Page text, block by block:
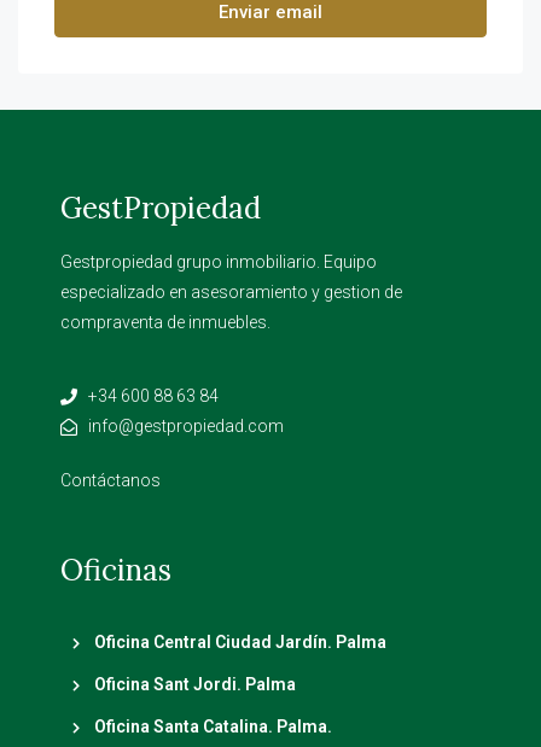
Enviar email
GestPropiedad
Gestpropiedad grupo inmobiliario. Equipo
especializado en asesoramiento y gestion de
compraventa de inmuebles.
+34 600 88 63 84
info@gestpropiedad.com
Contáctanos
Oficinas
Oficina Central Ciudad Jardín. Palma
Oficina Sant Jordi. Palma
Oficina Santa Catalina. Palma.